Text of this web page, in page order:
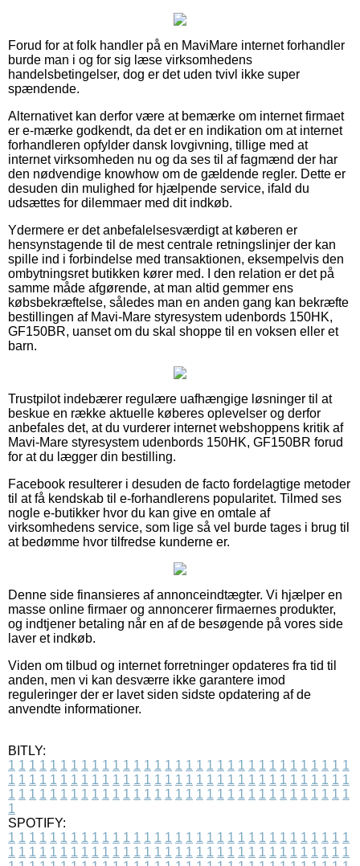
Forud for at folk handler på en MaviMare internet forhandler
burde man i og for sig læse virksomhedens
handelsbetingelser, dog er det uden tvivl ikke super
spændende.
Alternativet kan derfor være at bemærke om internet firmaet
er e-mærke godkendt, da det er en indikation om at internet
forhandleren opfylder dansk lovgivning, tillige med at
internet virksomheden nu og da ses til af fagmænd der har
den nødvendige knowhow om de gældende regler. Dette er
desuden din mulighed for hjælpende service, ifald du
udsættes for dilemmaer med dit indkøb.
Ydermere er det anbefalelsesværdigt at køberen er
hensynstagende til de mest centrale retningslinjer der kan
spille ind i forbindelse med transaktionen, eksempelvis den
ombytningsret butikken kører med. I den relation er det på
samme måde afgørende, at man altid gemmer ens
købsbekræftelse, således man en anden gang kan bekræfte
bestillingen af Mavi-Mare styresystem udenbords 150HK,
GF150BR, uanset om du skal shoppe til en voksen eller et
barn.
Trustpilot indebærer regulære uafhængige løsninger til at
beskue en række aktuelle køberes oplevelser og derfor
anbefales det, at du vurderer internet webshoppens kritik af
Mavi-Mare styresystem udenbords 150HK, GF150BR forud
for at du lægger din bestilling.
Facebook resulterer i desuden de facto fordelagtige metoder
til at få kendskab til e-forhandlerens popularitet. Tilmed ses
nogle e-butikker hvor du kan give en omtale af
virksomhedens service, som lige så vel burde tages i brug til
at bedømme hvor tilfredse kunderne er.
Denne side finansieres af annonceindtægter. Vi hjælper en
masse online firmaer og annoncerer firmaernes produkter,
og indtjener betaling når en af de besøgende på vores side
laver et indkøb.
Viden om tilbud og internet forretninger opdateres fra tid til
anden, men vi kan desværre ikke garantere imod
reguleringer der er lavet siden sidste opdatering af de
anvendte informationer.
BITLY:
1 1 1 1 1 1 1 1 1 1 1 1 1 1 1 1 1 1 1 1 1 1 1 1 1 1 1 1 1 1 1 1 1
1 1 1 1 1 1 1 1 1 1 1 1 1 1 1 1 1 1 1 1 1 1 1 1 1 1 1 1 1 1 1 1 1
1 1 1 1 1 1 1 1 1 1 1 1 1 1 1 1 1 1 1 1 1 1 1 1 1 1 1 1 1 1 1 1 1
1
SPOTIFY:
1 1 1 1 1 1 1 1 1 1 1 1 1 1 1 1 1 1 1 1 1 1 1 1 1 1 1 1 1 1 1 1 1
1 1 1 1 1 1 1 1 1 1 1 1 1 1 1 1 1 1 1 1 1 1 1 1 1 1 1 1 1 1 1 1 1